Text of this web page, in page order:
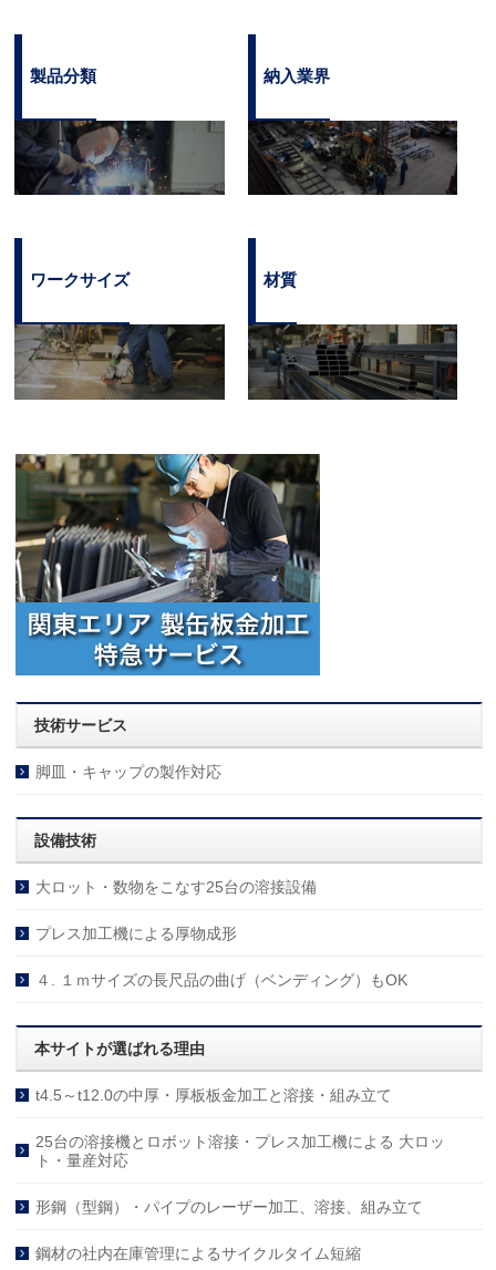
製品分類 納入業界
ワークサイズ 材質
技術サービス
脚皿・キャップの製作対応
設備技術
大ロット・数物をこなす25台の溶接設備
プレス加工機による厚物成形
４. １ｍサイズの長尺品の曲げ（ベンディング）もOK
本サイトが選ばれる理由
t4.5～t12.0の中厚・厚板板金加工と溶接・組み立て
25台の溶接機とロボット溶接・プレス加工機による 大ロッ
ト・量産対応
形鋼（型鋼）・パイプのレーザー加工、溶接、組み立て
鋼材の社内在庫管理によるサイクルタイム短縮